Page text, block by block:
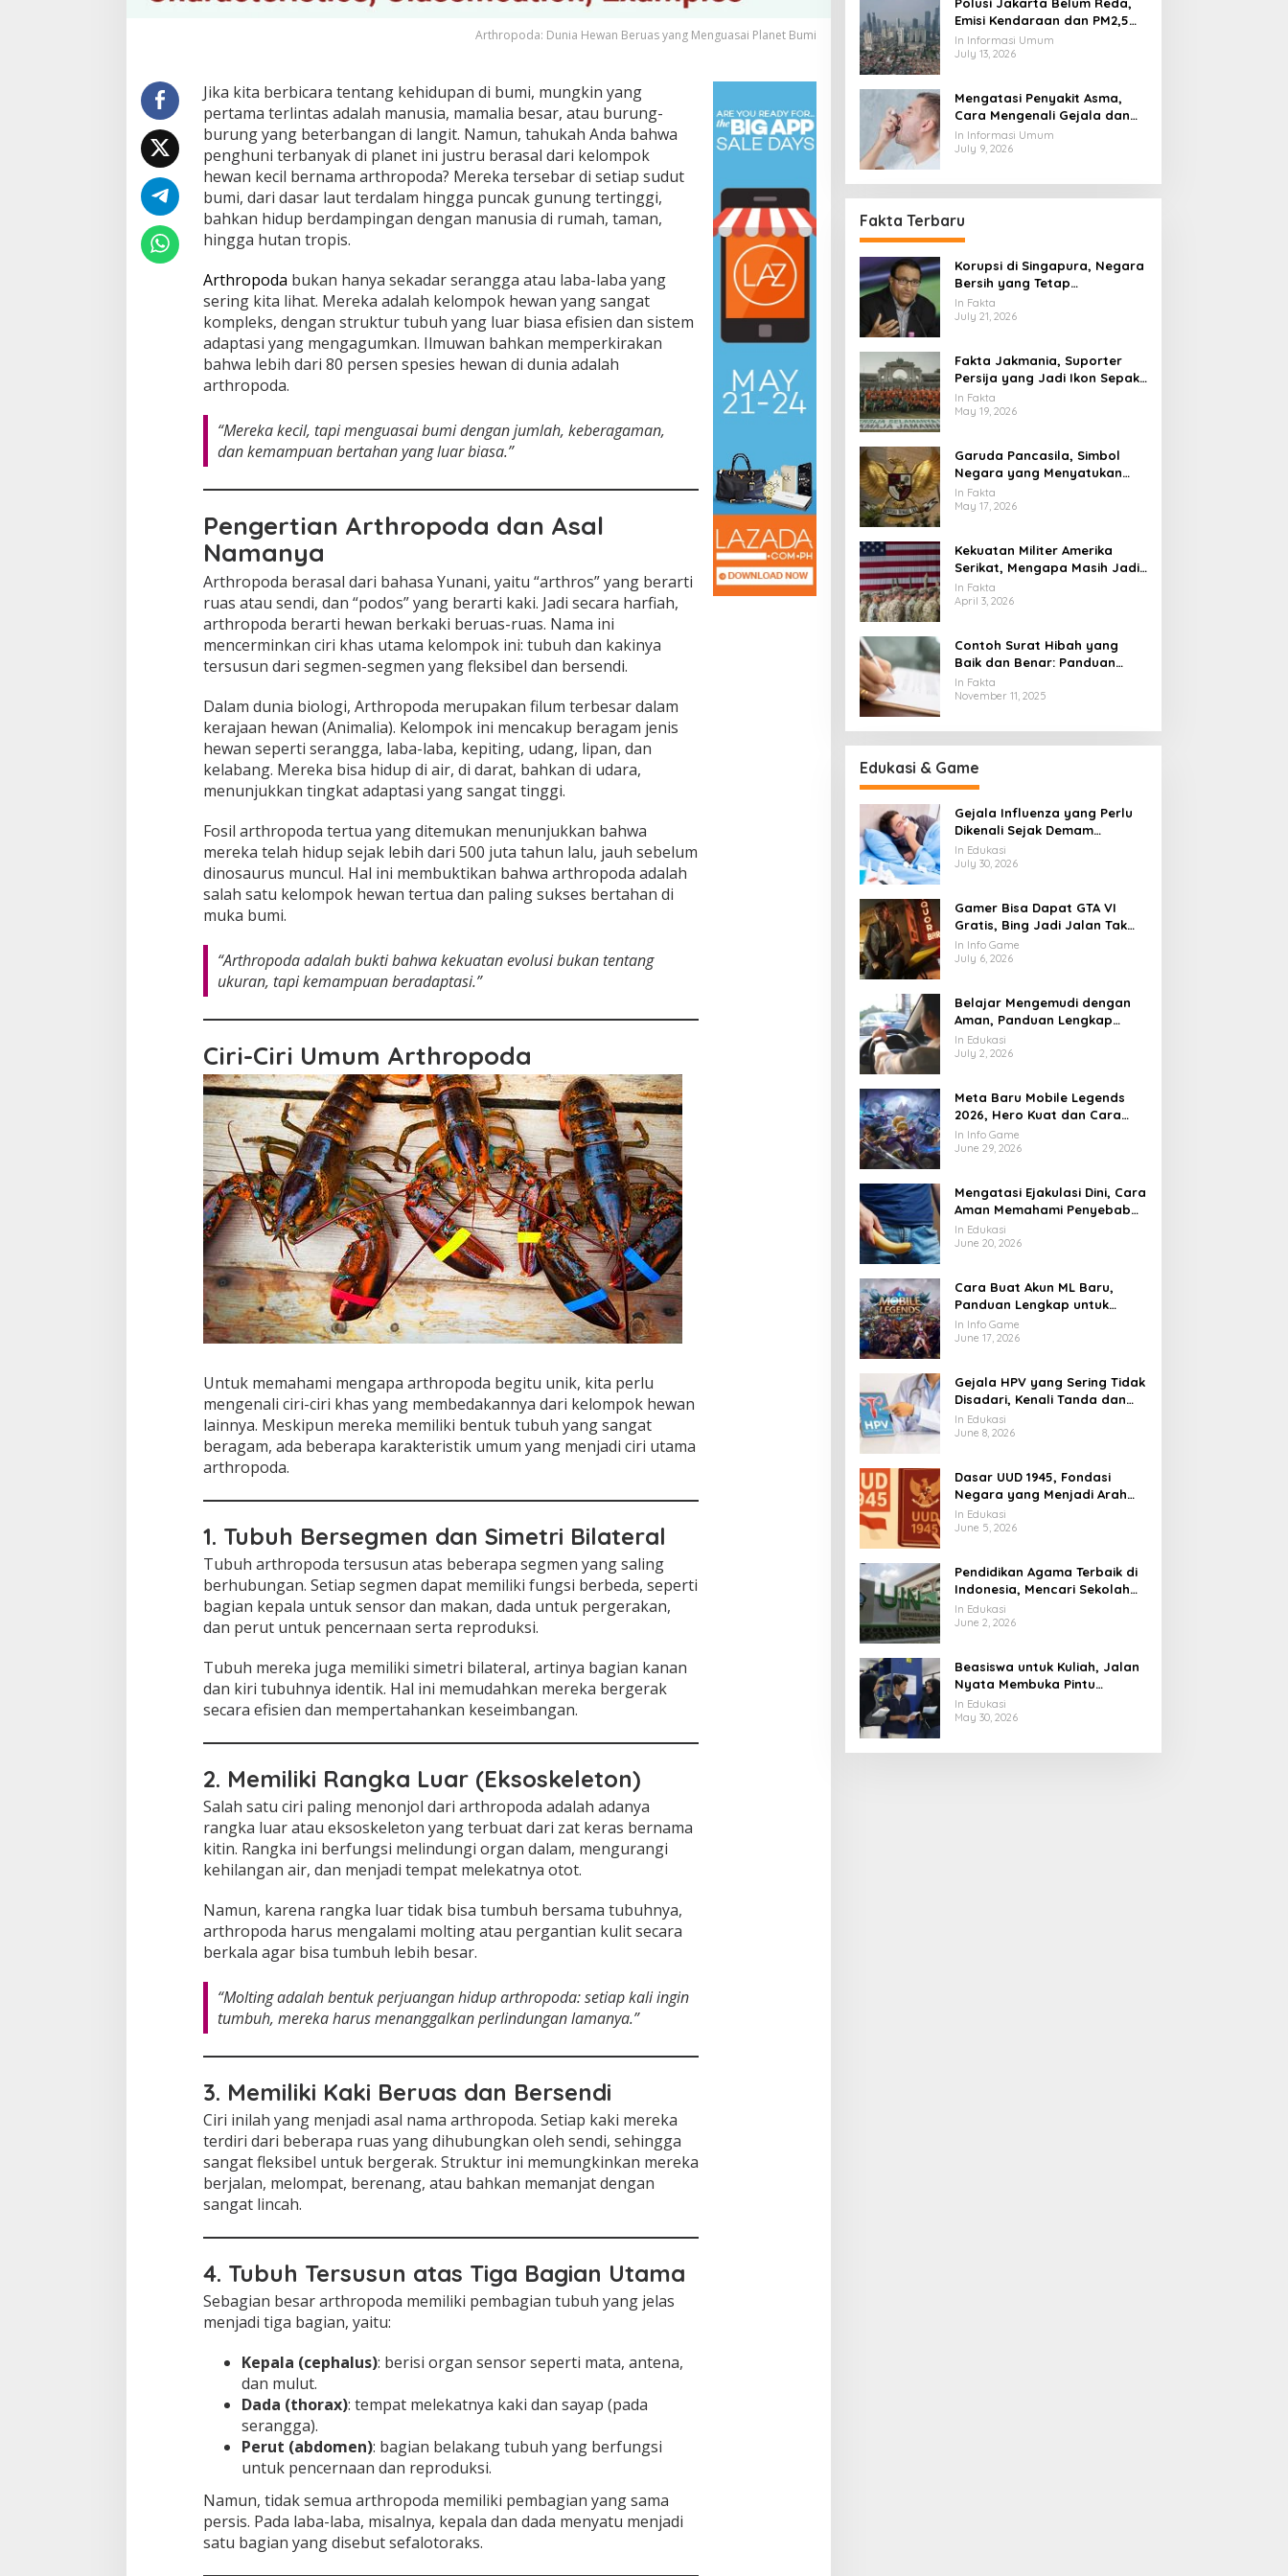
Arthropoda: Dunia Hewan Beruas yang Menguasai Planet Bumi
Jika kita berbicara tentang kehidupan di bumi, mungkin yang
pertama terlintas adalah manusia, mamalia besar, atau burung-
burung yang beterbangan di langit. Namun, tahukah Anda bahwa
penghuni terbanyak di planet ini justru berasal dari kelompok
hewan kecil bernama arthropoda? Mereka tersebar di setiap sudut
bumi, dari dasar laut terdalam hingga puncak gunung tertinggi,
bahkan hidup berdampingan dengan manusia di rumah, taman,
hingga hutan tropis.
Arthropoda bukan hanya sekadar serangga atau laba-laba yang
sering kita lihat. Mereka adalah kelompok hewan yang sangat
kompleks, dengan struktur tubuh yang luar biasa efisien dan sistem
adaptasi yang mengagumkan. Ilmuwan bahkan memperkirakan
bahwa lebih dari 80 persen spesies hewan di dunia adalah
arthropoda.
“Mereka kecil, tapi menguasai bumi dengan jumlah, keberagaman,
dan kemampuan bertahan yang luar biasa.”
Pengertian Arthropoda dan Asal
Namanya
Arthropoda berasal dari bahasa Yunani, yaitu “arthros” yang berarti
ruas atau sendi, dan “podos” yang berarti kaki. Jadi secara harfiah,
arthropoda berarti hewan berkaki beruas-ruas. Nama ini
mencerminkan ciri khas utama kelompok ini: tubuh dan kakinya
tersusun dari segmen-segmen yang fleksibel dan bersendi.
Dalam dunia biologi, Arthropoda merupakan filum terbesar dalam
kerajaan hewan (Animalia). Kelompok ini mencakup beragam jenis
hewan seperti serangga, laba-laba, kepiting, udang, lipan, dan
kelabang. Mereka bisa hidup di air, di darat, bahkan di udara,
menunjukkan tingkat adaptasi yang sangat tinggi.
Fosil arthropoda tertua yang ditemukan menunjukkan bahwa
mereka telah hidup sejak lebih dari 500 juta tahun lalu, jauh sebelum
dinosaurus muncul. Hal ini membuktikan bahwa arthropoda adalah
salah satu kelompok hewan tertua dan paling sukses bertahan di
muka bumi.
“Arthropoda adalah bukti bahwa kekuatan evolusi bukan tentang
ukuran, tapi kemampuan beradaptasi.”
Ciri-Ciri Umum Arthropoda
Untuk memahami mengapa arthropoda begitu unik, kita perlu
mengenali ciri-ciri khas yang membedakannya dari kelompok hewan
lainnya. Meskipun mereka memiliki bentuk tubuh yang sangat
beragam, ada beberapa karakteristik umum yang menjadi ciri utama
arthropoda.
1. Tubuh Bersegmen dan Simetri Bilateral
Tubuh arthropoda tersusun atas beberapa segmen yang saling
berhubungan. Setiap segmen dapat memiliki fungsi berbeda, seperti
bagian kepala untuk sensor dan makan, dada untuk pergerakan,
dan perut untuk pencernaan serta reproduksi.
Tubuh mereka juga memiliki simetri bilateral, artinya bagian kanan
dan kiri tubuhnya identik. Hal ini memudahkan mereka bergerak
secara efisien dan mempertahankan keseimbangan.
2. Memiliki Rangka Luar (Eksoskeleton)
Salah satu ciri paling menonjol dari arthropoda adalah adanya
rangka luar atau eksoskeleton yang terbuat dari zat keras bernama
kitin. Rangka ini berfungsi melindungi organ dalam, mengurangi
kehilangan air, dan menjadi tempat melekatnya otot.
Namun, karena rangka luar tidak bisa tumbuh bersama tubuhnya,
arthropoda harus mengalami molting atau pergantian kulit secara
berkala agar bisa tumbuh lebih besar.
“Molting adalah bentuk perjuangan hidup arthropoda: setiap kali ingin
tumbuh, mereka harus menanggalkan perlindungan lamanya.”
3. Memiliki Kaki Beruas dan Bersendi
Ciri inilah yang menjadi asal nama arthropoda. Setiap kaki mereka
terdiri dari beberapa ruas yang dihubungkan oleh sendi, sehingga
sangat fleksibel untuk bergerak. Struktur ini memungkinkan mereka
berjalan, melompat, berenang, atau bahkan memanjat dengan
sangat lincah.
4. Tubuh Tersusun atas Tiga Bagian Utama
Sebagian besar arthropoda memiliki pembagian tubuh yang jelas
menjadi tiga bagian, yaitu:
Kepala (cephalus): berisi organ sensor seperti mata, antena,
dan mulut.
Dada (thorax): tempat melekatnya kaki dan sayap (pada
serangga).
Perut (abdomen): bagian belakang tubuh yang berfungsi
untuk pencernaan dan reproduksi.
Namun, tidak semua arthropoda memiliki pembagian yang sama
persis. Pada laba-laba, misalnya, kepala dan dada menyatu menjadi
satu bagian yang disebut sefalotoraks.
Polusi Jakarta Belum Reda,
Emisi Kendaraan dan PM2,5
Jadi Sorotan
In Informasi Umum
July 13, 2026
Mengatasi Penyakit Asma,
Cara Mengenali Gejala dan
Menjaga Napas Tetap
Terkendali
In Informasi Umum
July 9, 2026
Fakta Terbaru
Korupsi di Singapura, Negara
Bersih yang Tetap
Menghadapi Ujian Integritas
In Fakta
July 21, 2026
Fakta Jakmania, Suporter
Persija yang Jadi Ikon Sepak
Bola Ibu Kota
In Fakta
May 19, 2026
Garuda Pancasila, Simbol
Negara yang Menyatukan
Banyak Wajah Indonesia
In Fakta
May 17, 2026
Kekuatan Militer Amerika
Serikat, Mengapa Masih Jadi
Acuan Dunia
In Fakta
April 3, 2026
Contoh Surat Hibah yang
Baik dan Benar: Panduan
Lengkap untuk Hibah dari
Orang Tua ke Anak
In Fakta
November 11, 2025
Edukasi & Game
Gejala Influenza yang Perlu
Dikenali Sejak Demam
Mendadak Muncul
In Edukasi
July 30, 2026
Gamer Bisa Dapat GTA VI
Gratis, Bing Jadi Jalan Tak
Terduga
In Info Game
July 6, 2026
Belajar Mengemudi dengan
Aman, Panduan Lengkap
agar Lebih Percaya Diri di
Jalan
In Edukasi
July 2, 2026
Meta Baru Mobile Legends
2026, Hero Kuat dan Cara
Main yang Mulai Berubah
In Info Game
June 29, 2026
Mengatasi Ejakulasi Dini, Cara
Aman Memahami Penyebab
dan Langkah Penanganannya
In Edukasi
June 20, 2026
Cara Buat Akun ML Baru,
Panduan Lengkap untuk
Pemain yang Ingin Masuk
Land of Dawn
In Info Game
June 17, 2026
Gejala HPV yang Sering Tidak
Disadari, Kenali Tanda dan
Risikonya Sejak Awal
In Edukasi
June 8, 2026
Dasar UUD 1945, Fondasi
Negara yang Menjadi Arah
Hidup Berbangsa
In Edukasi
June 5, 2026
Pendidikan Agama Terbaik di
Indonesia, Mencari Sekolah
Iman yang Membentuk Akhlak
In Edukasi
June 2, 2026
Beasiswa untuk Kuliah, Jalan
Nyata Membuka Pintu
Pendidikan Tinggi
In Edukasi
May 30, 2026